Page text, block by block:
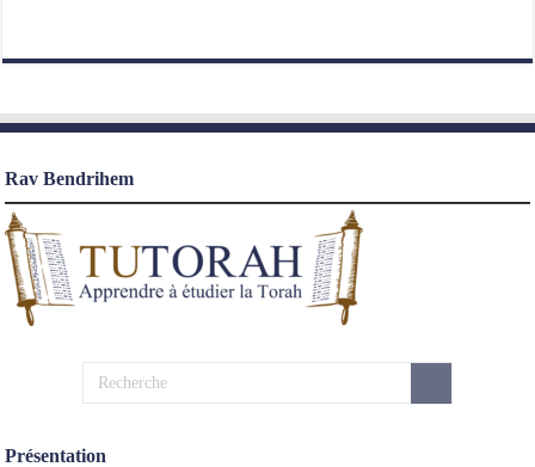
Rav Bendrihem
Présentation